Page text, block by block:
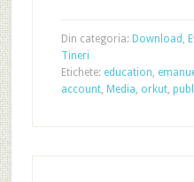
Din categoria: Download ,
Tineri
Etichete: education,
account, Media, orkut,